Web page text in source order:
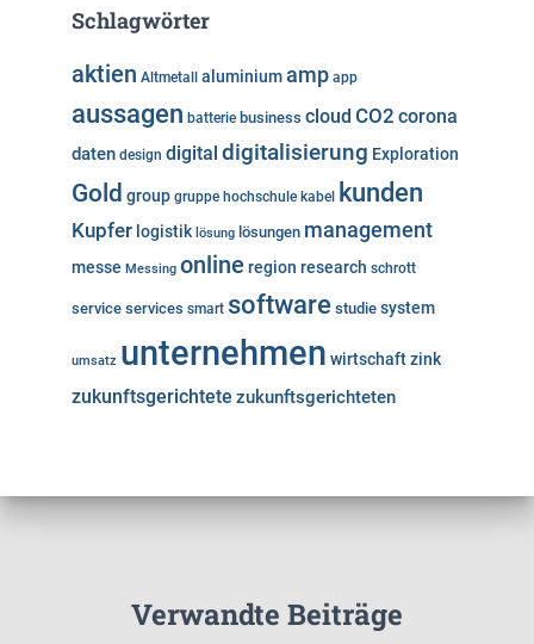
Schlagwörter
aktien Altmetall aluminiumamp app
aussagen batterie business cloud CO2 corona
daten design digital digitalisierung Exploration
Gold group gruppe hochschule kabel kunden
Kupfer logistik lösung lösungen management
messe Messing online region research schrott
service services smart software studie system
umsatz unternehmen wirtschaftzink
zukunftsgerichtete zukunftsgerichteten
Verwandte Beiträge